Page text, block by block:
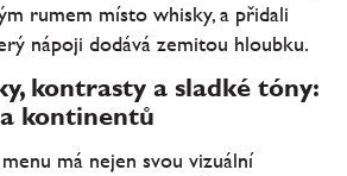
rumem místo whisky, a přidali
nápoji dodává zemitou hloubku.
kontrasty a sladké tóny:
kontinentů
má nejen svou vizuální